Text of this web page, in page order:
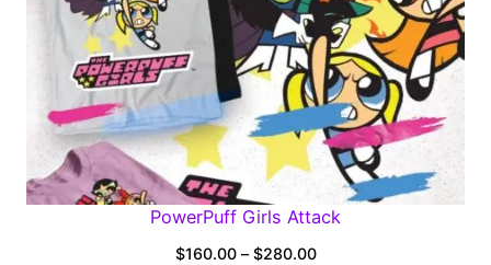
PowerPuff Girls Attack
$160.00 – $280.00Price